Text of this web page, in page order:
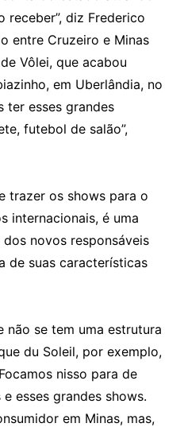
diz Frederico
entre Cruzeiro e Minas
Vôlei, que acabou
em Uberlândia, no
ter esses grandes
futebol de salão”,
trazer os shows para o
internacionais, é uma
novos responsáveis
de suas características
não se tem uma estrutura
du Soleil, por exemplo,
nisso para de
esses grandes shows.
em Minas, mas,